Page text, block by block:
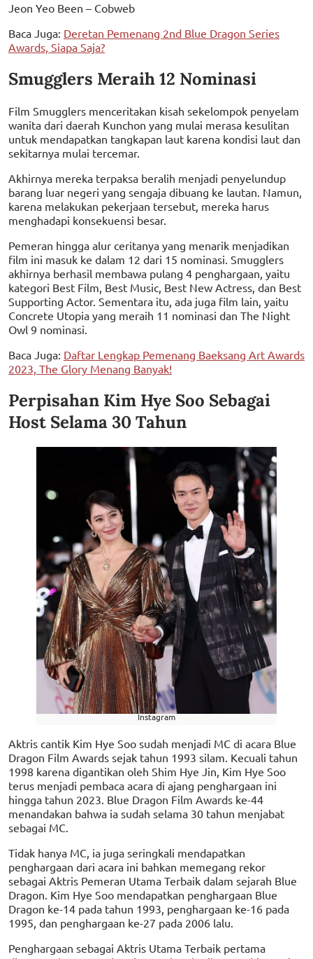
Jeon Yeo Been – Cobweb
Baca Juga: Deretan Pemenang 2nd Blue Dragon Series
Awards, Siapa Saja?
Smugglers Meraih 12 Nominasi
Film Smugglers menceritakan kisah sekelompok penyelam
wanita dari daerah Kunchon yang mulai merasa kesulitan
untuk mendapatkan tangkapan laut karena kondisi laut dan
sekitarnya mulai tercemar.
Akhirnya mereka terpaksa beralih menjadi penyelundup
barang luar negeri yang sengaja dibuang ke lautan. Namun,
karena melakukan pekerjaan tersebut, mereka harus
menghadapi konsekuensi besar.
Pemeran hingga alur ceritanya yang menarik menjadikan
film ini masuk ke dalam 12 dari 15 nominasi. Smugglers
akhirnya berhasil membawa pulang 4 penghargaan, yaitu
kategori Best Film, Best Music, Best New Actress, dan Best
Supporting Actor. Sementara itu, ada juga film lain, yaitu
Concrete Utopia yang meraih 11 nominasi dan The Night
Owl 9 nominasi.
Baca Juga: Daftar Lengkap Pemenang Baeksang Art Awards
2023, The Glory Menang Banyak!
Perpisahan Kim Hye Soo Sebagai
Host Selama 30 Tahun
Instagram
Aktris cantik Kim Hye Soo sudah menjadi MC di acara Blue
Dragon Film Awards sejak tahun 1993 silam. Kecuali tahun
1998 karena digantikan oleh Shim Hye Jin, Kim Hye Soo
terus menjadi pembaca acara di ajang penghargaan ini
hingga tahun 2023. Blue Dragon Film Awards ke-44
menandakan bahwa ia sudah selama 30 tahun menjabat
sebagai MC.
Tidak hanya MC, ia juga seringkali mendapatkan
penghargaan dari acara ini bahkan memegang rekor
sebagai Aktris Pemeran Utama Terbaik dalam sejarah Blue
Dragon. Kim Hye Soo mendapatkan penghargaan Blue
Dragon ke-14 pada tahun 1993, penghargaan ke-16 pada
1995, dan penghargaan ke-27 pada 2006 lalu.
Penghargaan sebagai Aktris Utama Terbaik pertama